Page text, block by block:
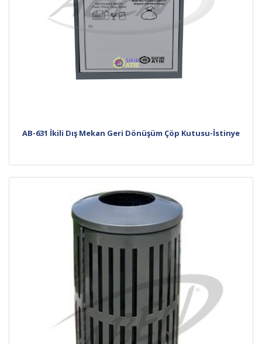
AB-631 İkili Dış Mekan Geri Dönüşüm Çöp Kutusu-İstinye